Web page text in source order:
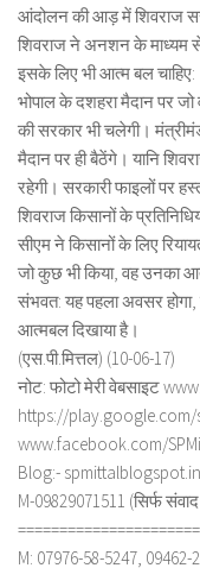
आंदोलन की आड़ में शिवराज
शिवराज ने अनशन के माध्यम से
इसके लिए भी आत्म बल चाहिए:
भोपाल के दशहरा मैदान पर जो
की सरकार भी चलेगी।
मैदान पर ही बैठेंगे। यानि
रहेगी। सरकारी फाइलों पर
शिवराज किसानों के
सीएम ने किसानों के लिए
जो कुछ भी किया, वह उनका
संभवत: यह पहला अवसर
आत्मबल दिखाया है।
(एस.पी.मित्तल) (10-06-17)
नोट: फोटो मेरी वेबसाइट
https://play.google.com/
www.facebook.com/
Blog:- spmittalblogspot.in
M-09829071511 (सिर्फ
M: 07976-58-5247,